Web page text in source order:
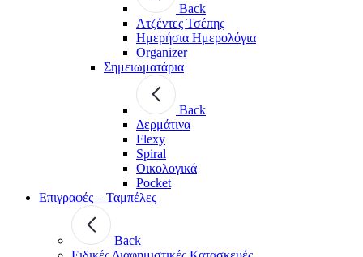
Back
Ατζέντες Τσέπης
Ημερήσια Ημερολόγια
Organizer
Σημειωματάρια
Back
Δερμάτινα
Flexy
Spiral
Οικολογικά
Pocket
Επιγραφές – Ταμπέλες
Back